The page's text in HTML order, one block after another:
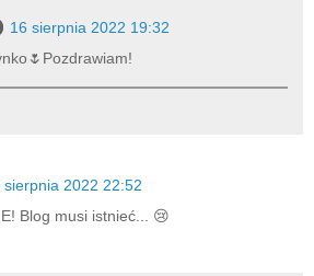
16 sierpnia 2022 19:32
sierpnia 2022 22:52
Blog musi istnieć... 😢